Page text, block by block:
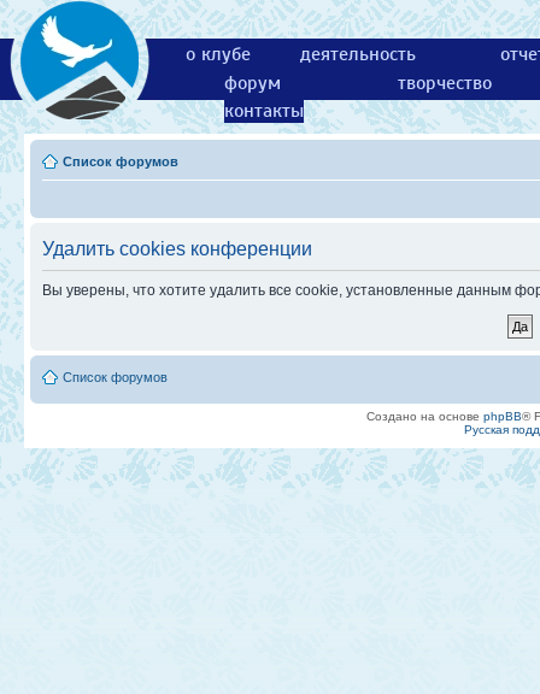
о клубе деятельность
форум
творчество
контакты
Список форумов
Удалить cookies конференции
Вы уверены, что хотите удалить все cookie, установленные данным
Список форумов
Создано на основе phpBB®
Русская